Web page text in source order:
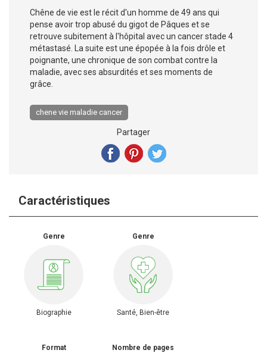
Chêne de vie est le récit d'un homme de 49 ans qui
pense avoir trop abusé du gigot de Pâques et se
retrouve subitement à l'hôpital avec un cancer stade 4
métastasé. La suite est une épopée à la fois drôle et
poignante, une chronique de son combat contre la
maladie, avec ses absurdités et ses moments de
grâce.
chene vie maladie cancer
Partager
Caractéristiques
Genre
Biographie
Genre
Santé, Bien-être
Format Nombre de pages